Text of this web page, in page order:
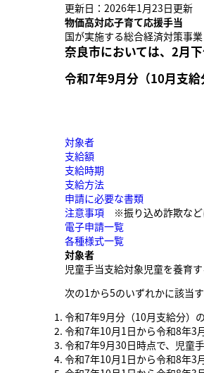
更新日：2026年1月23日更新
物価高対応子育て応援手当
国が実施する総合経済対策事
奈良市においては、2月
令和7年9月分（10月支給
対象者
支給額
支給時期
支給方法
申請に必要な書類
注意事項 ※振り込め詐欺など
電子申請一覧
各種様式一覧
対象者
児童手当支給対象児童を養育
次の1から5のいずれかに該当
令和7年9月分（10月支給分）
令和7年10月1日から令和8年3
令和7年9月30日時点で、児童
令和7年10月1日から令和8年3